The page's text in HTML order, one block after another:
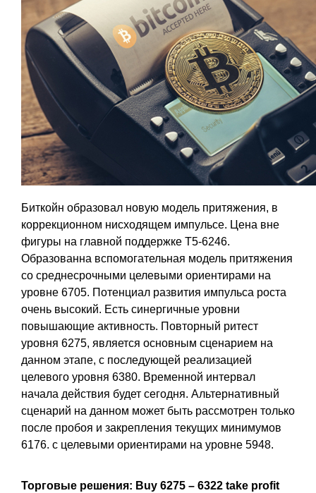
Биткойн образовал новую модель притяжения, в
коррекционном нисходящем импульсе. Цена вне
фигуры на главной поддержке Т5-6246.
Образованна вспомогательная модель притяжения
со среднесрочными целевыми ориентирами на
уровне 6705. Потенциал развития импульса роста
очень высокий. Есть синергичные уровни
повышающие активность. Повторный ритест
уровня 6275, является основным сценарием на
данном этапе, с последующей реализацией
целевого уровня 6380. Временной интервал
начала действия будет сегодня. Альтернативный
сценарий на данном может быть рассмотрен только
после пробоя и закрепления текущих минимумов
6176. с целевыми ориентирами на уровне 5948.
Торговые решения: Buy 6275 – 6322 take profit